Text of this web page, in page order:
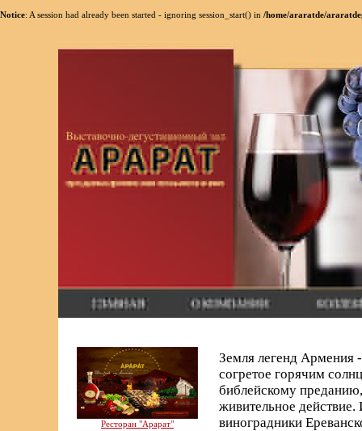
Notice: A session had already been started - ignoring session_start() in /home/araratde/
Ресторан "Арарат"
Земля легенд Армения
согретое горячим
библейскому
живительное
виноградники